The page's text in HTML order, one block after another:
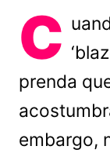
C
prenda
embargo,